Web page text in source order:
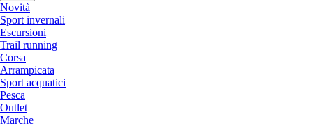
Novità
Sport invernali
Escursioni
Trail running
Corsa
Arrampicata
Sport acquatici
Pesca
Outlet
Marche